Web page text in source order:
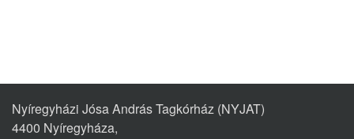
Nyíregyházi Jósa András Tagkórház (NYJAT)
4400 Nyíregyháza,